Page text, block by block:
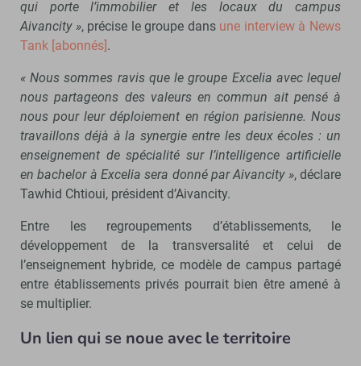
qui porte l’immobilier et les locaux du campus
Aivancity », précise le groupe dans une interview à News
Tank [abonnés].
« Nous sommes ravis que le groupe Excelia avec lequel
nous partageons des valeurs en commun ait pensé à
nous pour leur déploiement en région parisienne. Nous
travaillons déjà à la synergie entre les deux écoles : un
enseignement de spécialité sur l’intelligence artificielle
en bachelor à Excelia sera donné par Aivancity », déclare
Tawhid Chtioui, président d’Aivancity.
Entre les regroupements d’établissements, le
développement de la transversalité et celui de
l’enseignement hybride, ce modèle de campus partagé
entre établissements privés pourrait bien être amené à
se multiplier.
Un lien qui se noue avec le territoire